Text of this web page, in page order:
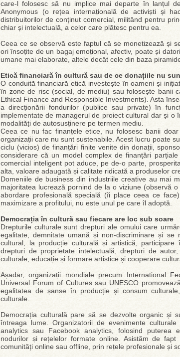
care-l folosesc să nu implice mai departe în lanțul
Anonymous (o rețea internațională de activiști și
distribuitorilor de conținut comercial, militând pentru
chiar și intelectuală, a celor care plătesc pentru ea.
Ceea ce se observă este faptul că se monetizează și
ori însoțite de un bagaj emoțional, afectiv, poate și
umane mai elaborate, altele decât cele din baza
Etică financiară în cultură sau de ce donațiile nu
O conduită financiară etică investește în oameni și
în zone de risc (social, de mediu) sau folosește banii
Ethical Finance and Responsible Investments). Asta
a direcționării fondurilor (publice sau private) în
implementate de managerul de proiect cultural dar și
modalități de autosusținere pe termen mediu.
Ceea ce nu fac finanțele etice, nu folosesc banii
organizații care nu sunt sustenabile. Acest lucru poate
ciclu (vicios) de finanțări finite venite din donații,
considerare că un model complex de finanțări
comercial inteligent pot aduce, pe de-o parte,
alta, valoare adaugată și calitate ridicată a produselor
Domeniile de business din industriile creative au mai
majoritatea lucrează pornind de la o viziune (observă
abordare profesională specială (îi place ceea ce
maximizare a profitului, nu este unul pe care îl adoptă.
Democrația în cultură sau fiecare are loc sub soare
Drepturile culturale sunt drepturi ale omului care
egalitate, demnitate umană și non-discriminare și se
cultural, la producție culturală și artistică,
drepturi de proprietate intelectuală, drepturi de
culturale, educație și formare artistice și cooperare
Așadar, organizații mondiale precum International
Universal Forum of Cultures sau UNESCO
egalitatea de șanse în producție și consum
culturale.
Democrația culturală pare să se dezvolte organic și
întreaga lume. Organizatorii de evenimente
analytics sau Facebook analytics, folosind puterea
nodurilor și rețelelor formate online. Asistăm de
comunități online sau offline, prin rețele profesionale și